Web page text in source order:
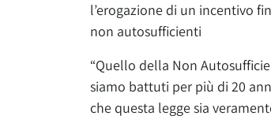
l’erogazione di un incentivo
non autosufficienti
“Quello della Non
siamo battuti per più di 20
che questa legge sia